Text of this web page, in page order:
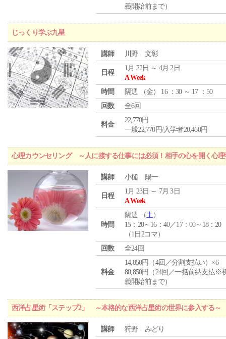
義開始前まで）
じっくり学ぶ九星
講師 川野 文彰
日程
1月 22日 ～ 4月 2日
A Week
時間
隔週 （金） 16 ：30 ～ 17 ：50
回数
全6回
料金
22,770円
一般22,770円/入学者20,460円
心理カウンセリング ～人に接する仕事には必須！相手の心を開く心理
講師 小槌 陽一
日程
1月 23日 ～ 7月 3日
A Week
時間
隔週 （土）
15：20～16：40／17：00～18：20
（1日2コマ）
回数
全24回
料金
14,850円（4回／分割支払い）×6
80,850円（24回／一括前納支払※
義開始前まで）
西洋占星術「ステップ2」 ～本格的な西洋占星術の世界に参入する～
講師 狩野 みどり